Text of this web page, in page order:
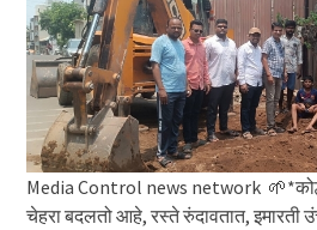
Media Control news network
चेहरा बदलतो आहे, रस्ते रुंदावतात, इमारती